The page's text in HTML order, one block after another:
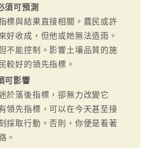
須可預測
標與結果直接相關。農民或許
好收成，但他或她無法造雨。
不能控制。影響土壤品質的施
較好的領先指標。
可影響
於落後指標，卻無力改變它
領先指標，可以在今天甚至接
採取行動。否則，你便是看著
。